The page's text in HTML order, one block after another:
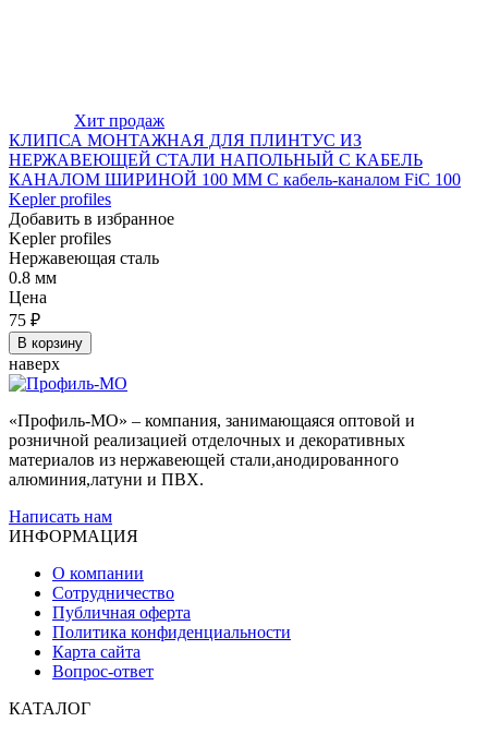
Хит продаж
КЛИПСА МОНТАЖНАЯ ДЛЯ ПЛИНТУС ИЗ
НЕРЖАВЕЮЩЕЙ СТАЛИ НАПОЛЬНЫЙ С КАБЕЛЬ
КАНАЛОМ ШИРИНОЙ 100 ММ С кабель-каналом FiC 100
Kepler profiles
Добавить в избранное
Kepler profiles
Нержавеющая сталь
0.8 мм
Цена
75 ₽
В корзину
наверх
«Профиль-МО» – компания, занимающаяся оптовой и
розничной реализацией отделочных и декоративных
материалов из нержавеющей стали,анодированного
алюминия,латуни и ПВХ.
Написать нам
ИНФОРМАЦИЯ
О компании
Сотрудничество
Публичная оферта
Политика конфиденциальности
Карта сайта
Вопрос-ответ
КАТАЛОГ